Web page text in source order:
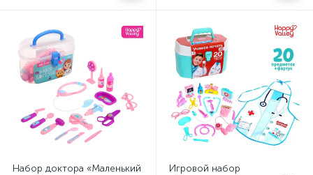
Набор доктора «Маленький
Игровой набор